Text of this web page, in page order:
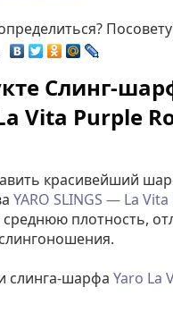
Слинг-
Vita Purple
красивейший
YARO SLINGS — La
плотность,
слинга-шарфа Yaro La